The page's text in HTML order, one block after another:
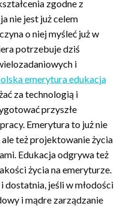
zgodne z
nie jest już celem
o niej myśleć już w
potrzebuje dziś
i
emerytura edukacja
za technologią i
przyszłe
Emerytura to już nie
też projektowanie życia
Edukacja odgrywa też
życia na emeryturze.
dostatnia, jeśli w młodości
i mądre zarządzanie